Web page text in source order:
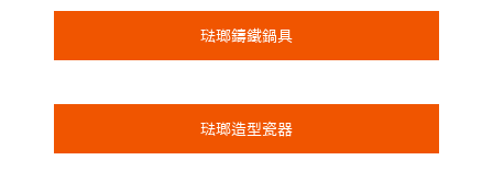
琺瑯鑄鐵鍋具
琺瑯造型瓷器